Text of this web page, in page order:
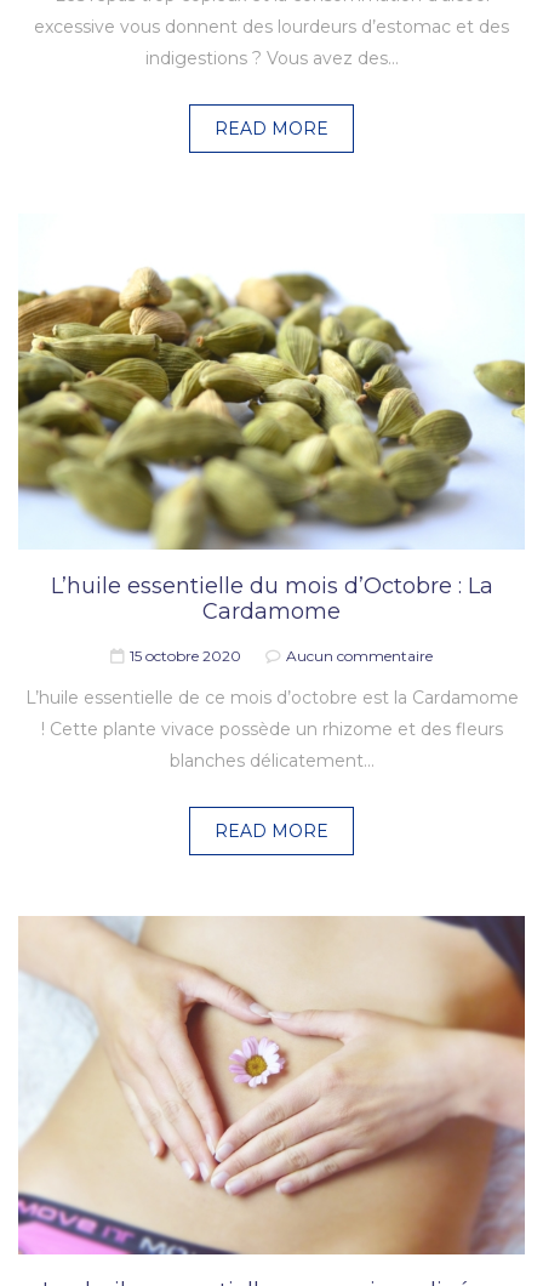
excessive vous donnent des lourdeurs d’estomac et des
indigestions ? Vous avez des…
READ MORE
L’huile essentielle du mois d’Octobre : La
Cardamome
15 octobre 2020 Aucun commentaire
L’huile essentielle de ce mois d’octobre est la Cardamome
! Cette plante vivace possède un rhizome et des fleurs
blanches délicatement…
READ MORE